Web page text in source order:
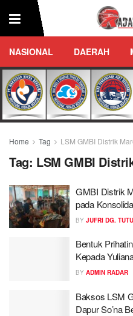
NASIONAL DAERAH
Home Tag LSM GMBI Distrik
Tag: LSM GMBI
GMBI Distrik
pada
BY JUFRI DG. TUTU
Bentuk
Kepada
BY ADMIN RADAR
Baksos LSM
Dapur So’na